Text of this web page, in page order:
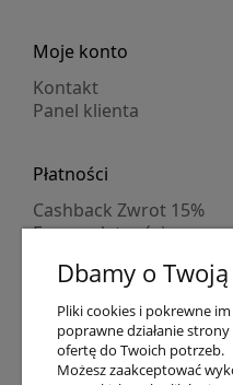
Moje konto
Kontakt
Panel klienta
Płatności
Cashback Zwrot 15%
Formy płatności
Numer konta
PayPo kupujesz, nie
Progi rabatowe
Promocje
Dbamy o
Pliki cookies i pokrewne
poprawne działanie
ofertę do Twoich potrzeb.
Możesz zaakceptować